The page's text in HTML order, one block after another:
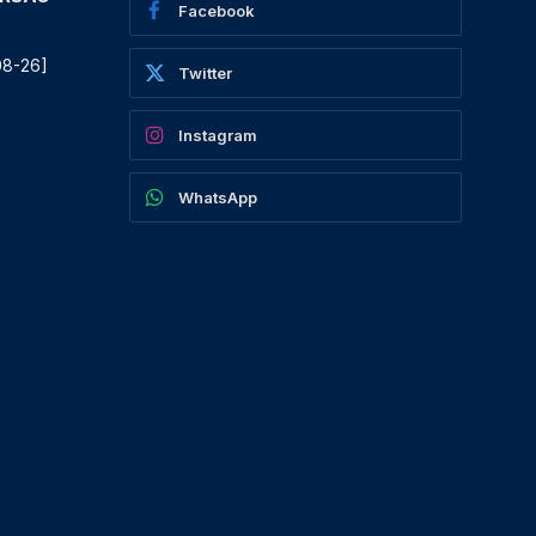
26]
Facebook
Twitter
Instagram
WhatsApp